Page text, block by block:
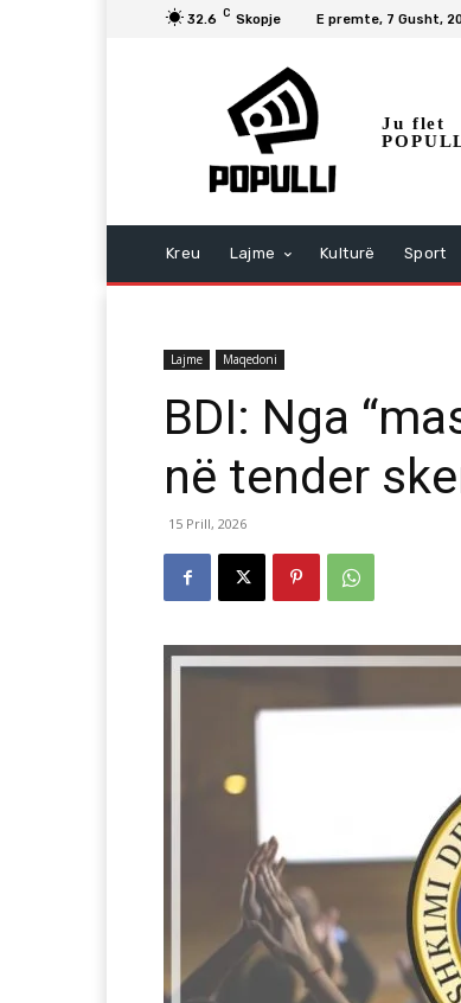
32.6 C Skopje E premte, 7 Gusht,
Ju flet
Kreu Lajme Kulturë Sport
Lajme Maqedoni
BDI: Nga
në tender
15 Prill, 2026